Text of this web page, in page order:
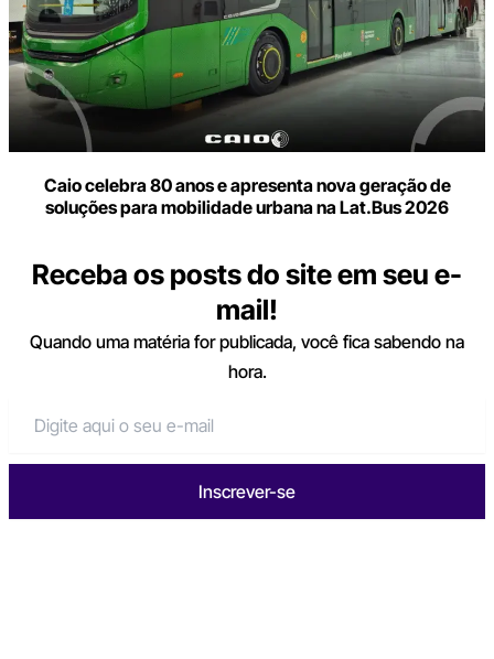
Caio celebra 80 anos e apresenta nova geração de
soluções para mobilidade urbana na Lat.Bus 2026
Receba os posts do site em seu e-
mail!
Quando uma matéria for publicada, você fica sabendo na
hora.
Inscrever-se